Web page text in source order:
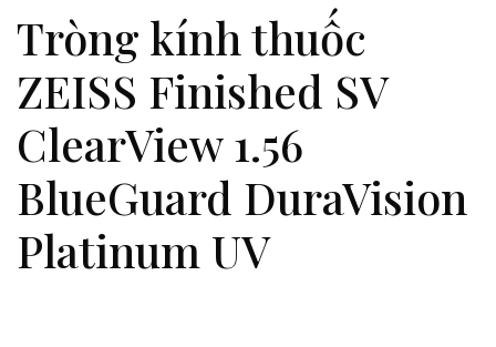
Tròng kính thuốc
ZEISS Finished SV
ClearView 1.56
BlueGuard DuraVision
Platinum UV